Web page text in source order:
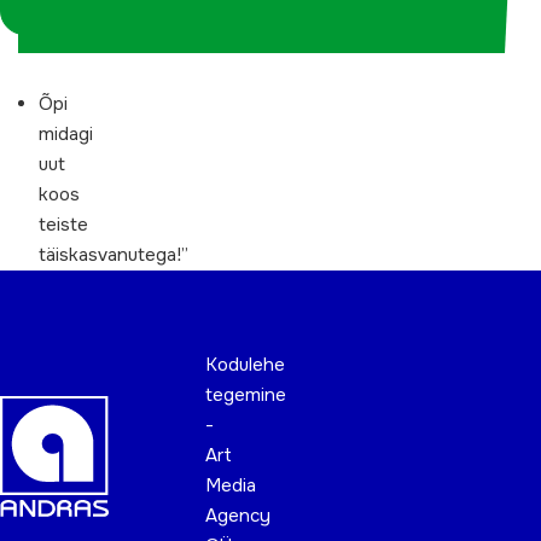
Õpi
midagi
uut
koos
teiste
täiskasvanutega!”
Kodulehe
tegemine
-
Art
Media
Agency